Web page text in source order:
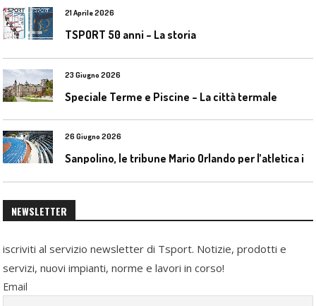
21 Aprile 2026
TSPORT 50 anni – La storia
23 Giugno 2026
Speciale Terme e Piscine – La città termale
26 Giugno 2026
NEWSLETTER
iscriviti al servizio newsletter di Tsport. Notizie, prodotti e
servizi, nuovi impianti, norme e lavori in corso!
Email